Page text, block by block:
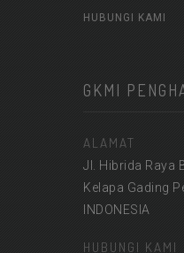
HUBUNGI KAMI
GKMI
ALAMAT
Jl. Hibrida Raya
Kelapa Gading
INDONESIA
HUBUNGI KAMI